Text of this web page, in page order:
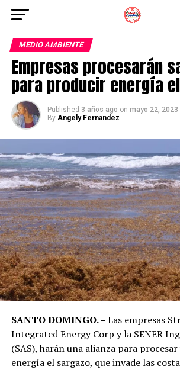
MEDIO AMBIENTE
Empresas procesarán
para producir energía
Published 3 años ago on mayo 22, 2023
By Angely Fernandez
SANTO DOMINGO. –Las empresas
Integrated Energy Corp y la SENER
(SAS), harán una alianza para
energía el sargazo, que invade las